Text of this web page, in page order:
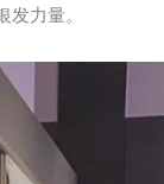
力量。